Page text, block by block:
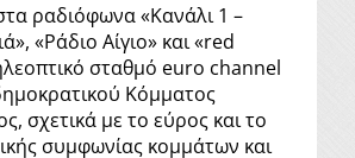
ραδιόφωνα «Κανάλι 1 –
«Ράδιο Αίγιο» και «red
σταθμό euro channel
Κόμματος
σχετικά με το εύρος και το
συμφωνίας κομμάτων και